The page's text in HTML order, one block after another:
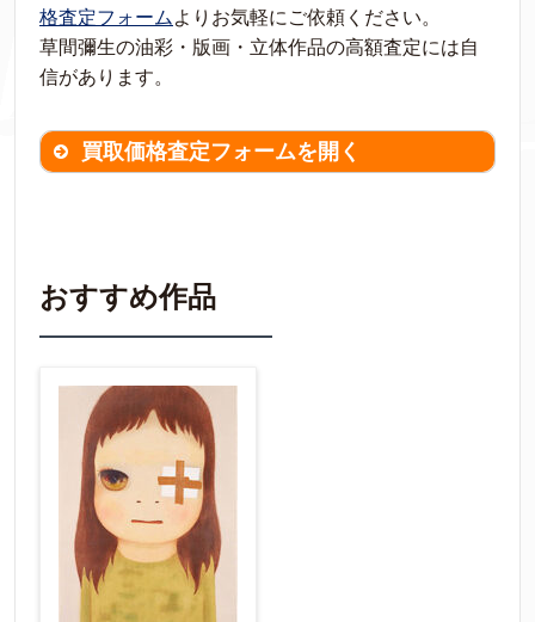
格査定フォーム よりお気軽にご依頼ください。
草間彌生の油彩・版画・立体作品の高額査定には自
信があります。
買取価格査定フォームを開く
※不明な項目は空欄で結構です。
▼
作品の作家名 【任意】
作品の画題 【任意】
作品の技法
【任意】
おすすめ作品